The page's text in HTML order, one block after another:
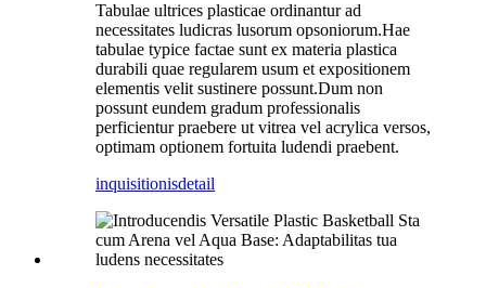
Tabulae ultrices plasticae ordinantur ad
necessitates ludicras lusorum opsoniorum.Hae
tabulae typice factae sunt ex materia plastica
durabili quae regularem usum et expositionem
elementis velit sustinere possunt.Dum non
possunt eundem gradum professionalis
perficientur praebere ut vitrea vel acrylica versos,
optimam optionem fortuita ludendi praebent.
inquisitionisdetail